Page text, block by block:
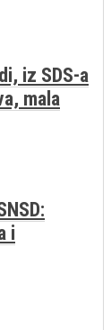
iz SDS-a
mala
i